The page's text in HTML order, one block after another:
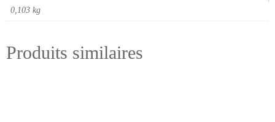
0,103 kg
Produits similaires